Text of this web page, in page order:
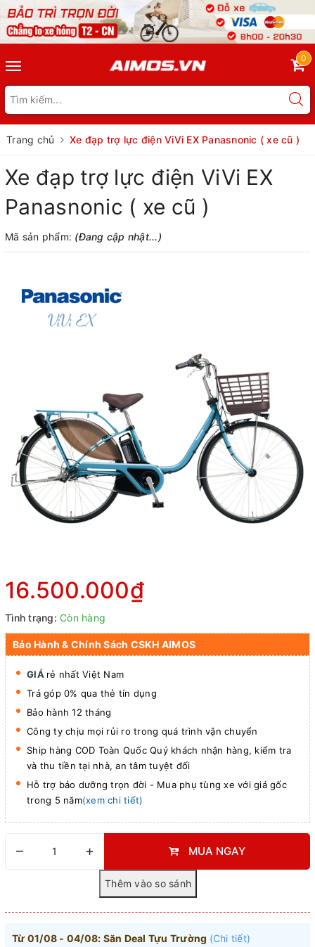
Toggle
navigation
0
Trang chủ Xe đạp trợ lực điện ViVi EX Panasnonic ( xe cũ )
Xe đạp trợ lực điện ViVi EX
Panasnonic ( xe cũ )
Mã sản phẩm: (Đang cập nhật...)
16.500.000₫
Tình trạng: Còn hàng
Bảo Hành & Chính Sách CSKH AIMOS
GIÁ rẻ nhất Việt Nam
Trả góp 0% qua thẻ tín dụng
Bảo hành 12 tháng
Công ty chịu mọi rủi ro trong quá trình vận chuyển
Ship hàng COD Toàn Quốc Quý khách nhận hàng, kiểm tra
và thu tiền tại nhà, an tâm tuyệt đối
Hỗ trợ bảo dưỡng trọn đời - Mua phụ tùng xe với giá gốc
trong 5 năm(xem chi tiết)
– + MUA NGAY
Từ 01/08 - 04/08: Săn Deal Tựu Trường (Chi tiết)